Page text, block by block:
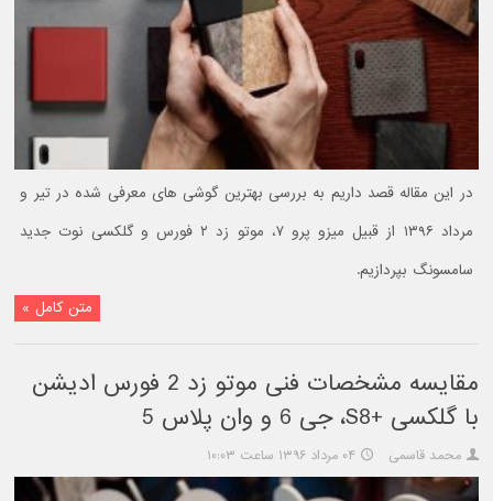
در این مقاله قصد داریم به بررسی بهترین گوشی های معرفی شده در تیر و
مرداد ۱۳۹۶ از قبیل میزو پرو ۷، موتو زد ۲ فورس و گلکسی نوت جدید
سامسونگ بپردازیم.
متن کامل »
مقایسه مشخصات فنی موتو زد 2 فورس ادیشن
با گلکسی +S8، جی 6 و وان پلاس 5
محمد قاسمی ۰۴ مرداد ۱۳۹۶ ساعت ۱۰:۰۳